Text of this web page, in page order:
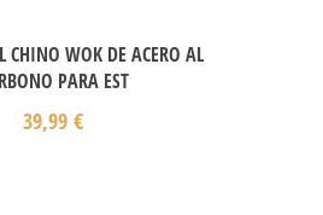
CHINO WOK DE ACERO AL
PARA EST
39,99 €